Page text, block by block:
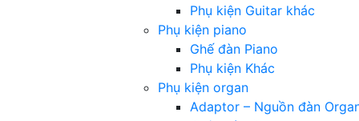
Phụ kiện Guitar khác
Phụ kiện piano
Ghế đàn Piano
Phụ kiện Khác
Phụ kiện organ
Adaptor – Nguồn đàn